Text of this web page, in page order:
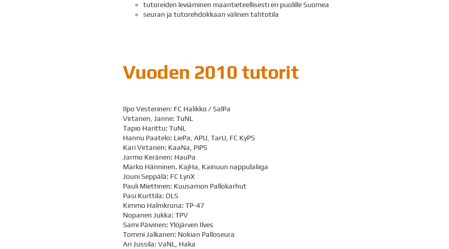
tutoreiden leviäminen maantieteellisesti eri puolille Suomea
seuran ja tutorehdokkaan välinen tahtotila
Vuoden 2010 tutorit
Ilpo Vesterinen: FC Halikko / SalPa
Virtanen, Janne: TuNL
Tapio Harittu: TuNL
Hannu Paatelo: LiePa, APU, TarU, FC KyPS
Kari Virtanen: KaaNa, PiPS
Jarmo Keränen: HauPa
Marko Hänninen. KajHa, Kainuun nappulaliiga
Jouni Seppälä: FC LynX
Pauli Miettinen: Kuusamon Pallokarhut
Pasi Kurttila: OLS
Kimmo Halmkrona: TP-47
Nopanen Jukka: TPV
Sami Päivinen: Ylöjärven Ilves
Tommi Jalkanen: Nokian Palloseura
Ari Jussila: VaNL, Haka